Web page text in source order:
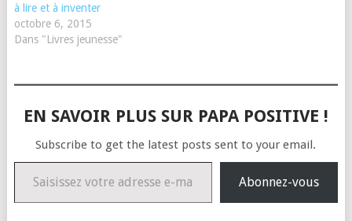
à lire et à inventer
octobre 6, 2015
Dans "Livres jeunesse"
EN SAVOIR PLUS SUR PAPA POSITIVE !
Subscribe to get the latest posts sent to your email.
Saisissez votre adresse e-mail…
Abonnez-vous